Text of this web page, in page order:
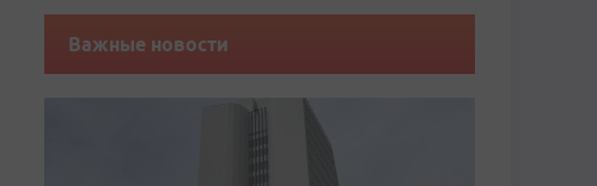
Важные новости